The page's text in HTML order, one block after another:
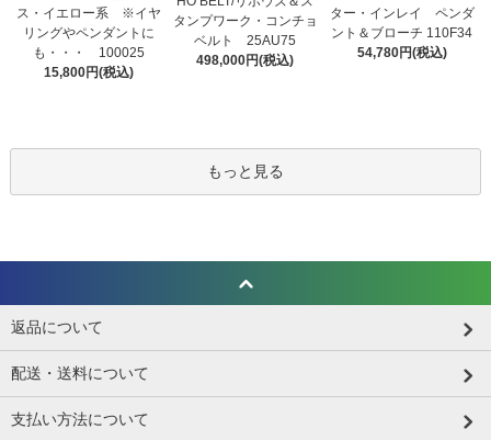
ス・イエロー系 ※イヤ
リングやペンダントに
も・・・ 100025
15,800円(税込)
タンプワーク・コンチョ
ベルト 25AU75
498,000円(税込)
ター・インレイ ペンダ
ント＆ブローチ 110F34
54,780円(税込)
もっと見る
返品について
配送・送料について
支払い方法について